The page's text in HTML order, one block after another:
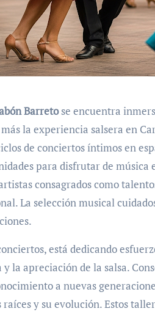
Barretose encuentra
la experiencia salsera en
de conciertos íntimos en
para disfrutar de
consagrados como
La selección musical
está dedicando
la apreciación de la salsa.
a nuevas
raíces y su evolución. Estos